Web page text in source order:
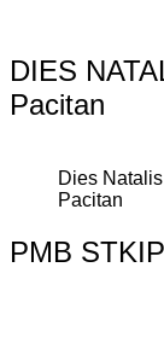
DIES
Pacitan
Dies
Pacitan
PMB